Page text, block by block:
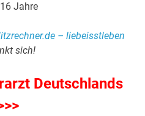
Jahre
– liebeisstleben
sich!
Deutschlands